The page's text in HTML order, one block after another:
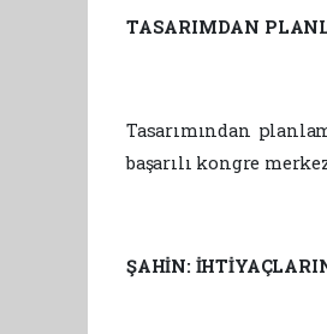
TASARIMDAN
Tasarımından
başarılı kongre
ŞAHİN: